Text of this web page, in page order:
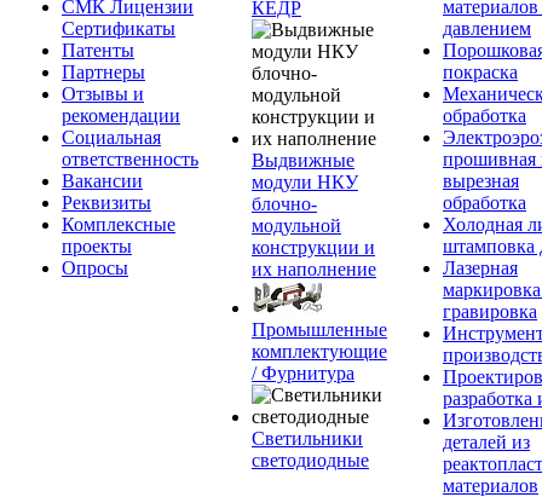
СМК Лицензии
Сертификаты
Патенты
Партнеры
Отзывы и
рекомендации
Социальная
ответственность
Вакансии
Реквизиты
Комплексные
проекты
Опросы
КЕДР
Выдвижные
модули НКУ
блочно-
модульной
конструкции и
их наполнение
Промышленные
комплектующие
/ Фурнитура
Светильники
светодиодные
давлением
покраска
обработка
прошивная
вырезная
обработка
Холодная
штамповка
Лазерная
гравировка
разработка
деталей из
материалов